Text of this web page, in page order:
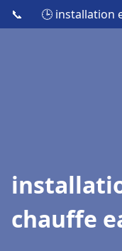
📞 🕒 installation
chauffe